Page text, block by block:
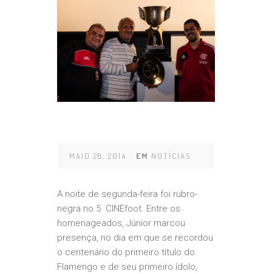
MAIO 28, 2014 EM NOTÍCIAS
A noite de segunda-feira foi rubro-
negra no 5. CINEfoot. Entre os
homenageados, Júnior marcou
presença, no dia em que se recordou
o centenário do primeiro título do
Flamengo e de seu primeiro ídolo,